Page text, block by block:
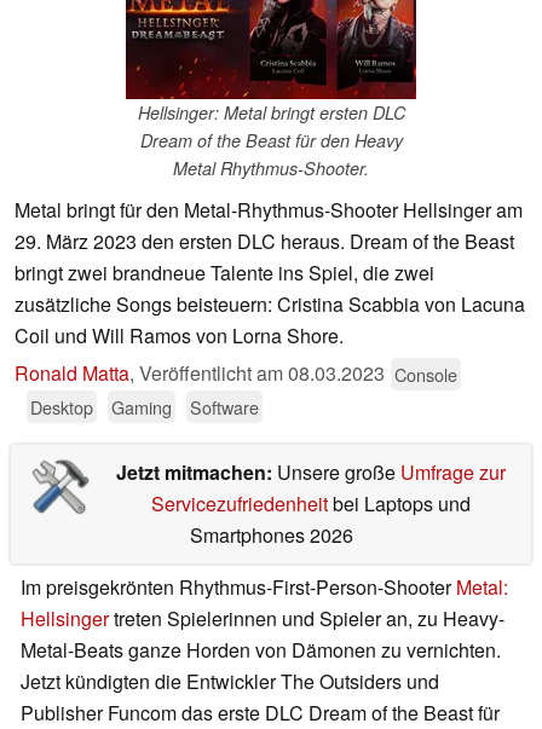
Hellsinger: Metal bringt ersten DLC
Dream of the Beast für den Heavy
Metal Rhythmus-Shooter.
Metal bringt für den Metal-Rhythmus-Shooter Hellsinger am
29. März 2023 den ersten DLC heraus. Dream of the Beast
bringt zwei brandneue Talente ins Spiel, die zwei
zusätzliche Songs beisteuern: Cristina Scabbia von Lacuna
Coil und Will Ramos von Lorna Shore.
Ronald Matta, Veröffentlicht am08.03.2023 Console
Desktop
Gaming Software
Jetzt mitmachen: Unsere große Umfrage zur
Servicezufriedenheitbei Laptops und
Smartphones 2026
Im preisgekrönten Rhythmus-First-Person-ShooterMetal:
Hellsingertreten Spielerinnen und Spieler an, zu Heavy-
Metal-Beats ganze Horden von Dämonen zu vernichten.
Jetzt kündigten die Entwickler The Outsiders und
Publisher Funcom das erste DLC Dream of the Beast für